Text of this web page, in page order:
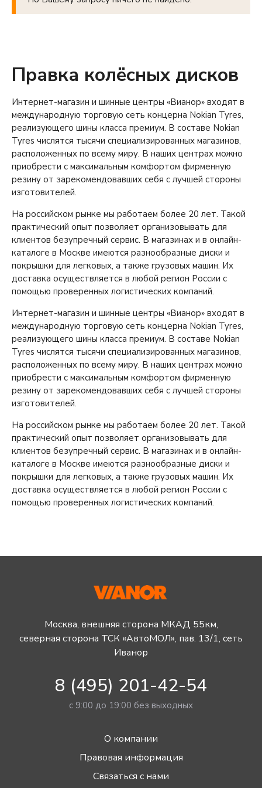
Правка колёсных дисков
Интернет-магазин и шинные центры «Вианор» входят в
международную торговую сеть концерна Nokian Tyres,
реализующего шины класса премиум. В составе Nokian
Tyres числятся тысячи специализированных магазинов,
расположенных по всему миру. В наших центрах можно
приобрести с максимальным комфортом фирменную
резину от зарекомендовавших себя с лучшей стороны
изготовителей.
На российском рынке мы работаем более 20 лет. Такой
практический опыт позволяет организовывать для
клиентов безупречный сервис. В магазинах и в онлайн-
каталоге в Москве имеются разнообразные диски и
покрышки для легковых, а также грузовых машин. Их
доставка осуществляется в любой регион России с
помощью проверенных логистических компаний.
Интернет-магазин и шинные центры «Вианор» входят в
международную торговую сеть концерна Nokian Tyres,
реализующего шины класса премиум. В составе Nokian
Tyres числятся тысячи специализированных магазинов,
расположенных по всему миру. В наших центрах можно
приобрести с максимальным комфортом фирменную
резину от зарекомендовавших себя с лучшей стороны
изготовителей.
На российском рынке мы работаем более 20 лет. Такой
практический опыт позволяет организовывать для
клиентов безупречный сервис. В магазинах и в онлайн-
каталоге в Москве имеются разнообразные диски и
покрышки для легковых, а также грузовых машин. Их
доставка осуществляется в любой регион России с
помощью проверенных логистических компаний.
Москва, внешняя сторона МКАД 55км,
северная сторона ТСК «АвтоМОЛ», пав. 13/1, сеть
Иванор
8 (495) 201-42-54
с 9:00 до 19:00 без выходных
О компании
Правовая информация
Связаться с нами
Сначалазадняя
14 15 16 17 18 19
23
24
Укажите размер:
225/45R17 245/40R17